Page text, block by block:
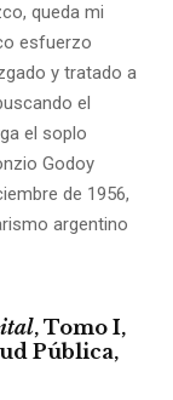
queda mi
esfuerzo
y tratado a
el
el soplo
Godoy
de 1956,
argentino
, Tomo I,
Pública,